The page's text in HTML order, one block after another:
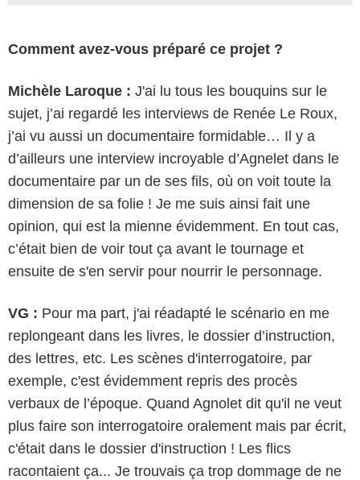
Comment avez-vous préparé ce projet ?
Michèle Laroque : J'ai lu tous les bouquins sur le
sujet, j’ai regardé les interviews de Renée Le Roux,
j’ai vu aussi un documentaire formidable… Il y a
d’ailleurs une interview incroyable d’Agnelet dans le
documentaire par un de ses fils, où on voit toute la
dimension de sa folie ! Je me suis ainsi fait une
opinion, qui est la mienne évidemment. En tout cas,
c’était bien de voir tout ça avant le tournage et
ensuite de s'en servir pour nourrir le personnage.
VG : Pour ma part, j'ai réadapté le scénario en me
replongeant dans les livres, le dossier d’instruction,
des lettres, etc. Les scènes d'interrogatoire, par
exemple, c'est évidemment repris des procès
verbaux de l’époque. Quand Agnolet dit qu'il ne veut
plus faire son interrogatoire oralement mais par écrit,
c'était dans le dossier d'instruction ! Les flics
racontaient ça... Je trouvais ça trop dommage de ne